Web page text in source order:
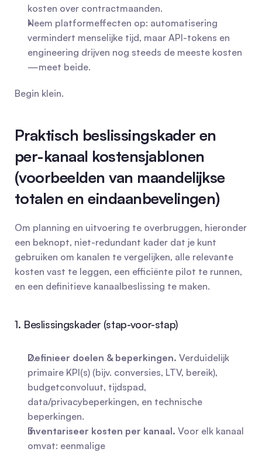
kosten over contractmaanden.
Neem platformeffecten op: automatisering
vermindert menselijke tijd, maar API-tokens en
engineering drijven nog steeds de meeste kosten
—meet beide.
Begin klein.
Praktisch beslissingskader en
per-kanaal kostensjablonen
(voorbeelden van maandelijkse
totalen en eindaanbevelingen)
Om planning en uitvoering te overbruggen, hieronder
een beknopt, niet-redundant kader dat je kunt
gebruiken om kanalen te vergelijken, alle relevante
kosten vast te leggen, een efficiënte pilot te runnen,
en een definitieve kanaalbeslissing te maken.
1. Beslissingskader (stap-voor-stap)
Definieer doelen & beperkingen. Verduidelijk
primaire KPI(s) (bijv. conversies, LTV, bereik),
budgetconvoluut, tijdspad,
data/privacybeperkingen, en technische
beperkingen.
Inventariseer kosten per kanaal. Voor elk kanaal
omvat: eenmalige